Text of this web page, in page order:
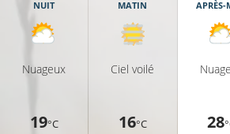
NUIT
Nuageux
19°C
MATIN
Ciel voilé
16°C
APRÈS-
28